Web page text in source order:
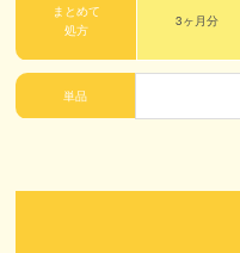
まとめて
処方
3ヶ月分
単品